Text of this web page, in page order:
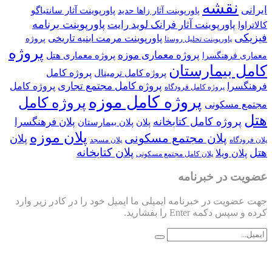
ایرانی نقشه پاورپوینت آثار زاها حدید پاورپوینت آثار سانتیاگو
کالاتراوا پاورپوینت آثار فرانک لوید رایت پاورپوینت برنامه
فیزیکی پاورپوینت تحلیل روستا پاورپوینت مرمت ابنیه تاریخی پروژه
معماری فرهنگسرا پروژه معماری موزه پروژه معماری هتل پروژه
کامل بیمارستان پروژه کامل ترمینال پروژه کامل
فرهنگسرا
پروژه کامل فرودگاه پروژه کامل مجتمع تجاری پروژه کامل
مجتمع مسکونی پروژه کامل موزه پروژه کامل
هتل پروژه کامل کتابخانه پلان پلان بیمارستان پلان فرهنگسرا
پلان فرودگاه پلان مجتمع مسکونی پلان مسجد پلان موزه پلان
هتل پلان ویلا پلان کامل مجتمع مسکونی پلان کتابخانه
عضویت در خبرنامه
جهت عضویت در خبرنامه ایمیلی ما ایمیل خود را در کادر زیر وارد
کرده و سپس دکمه Enter را بفشارید.